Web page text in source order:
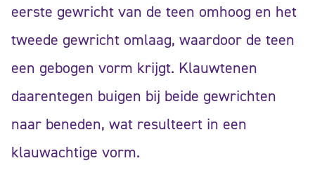
eerste gewricht van de teen omhoog en het
tweede gewricht omlaag, waardoor de teen
een gebogen vorm krijgt. Klauwtenen
daarentegen buigen bij beide gewrichten
naar beneden, wat resulteert in een
klauwachtige vorm.